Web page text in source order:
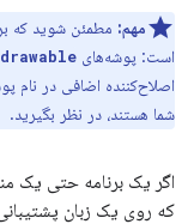
مهم: مطمئن شوید که
است: پوشه‌های
اصلاح‌کننده اضافی در نام
شما هستند، در نظر بگیرید.
اگر یک برنامه حتی یک
که روی یک زبان